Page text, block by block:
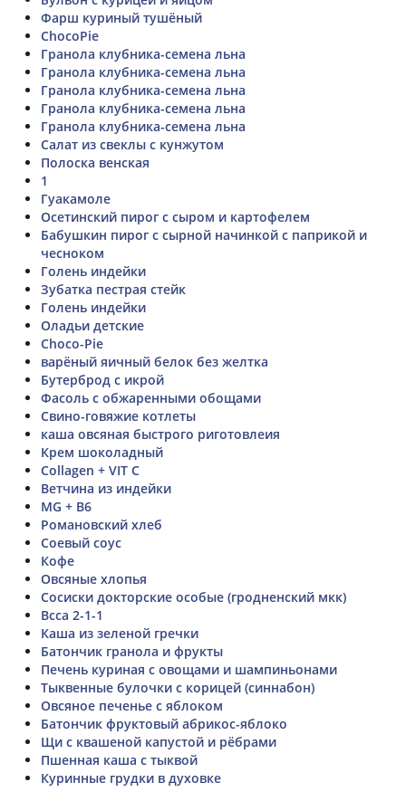
Фарш куриный тушёный
ChocoPie
Гранола клубника-семена льна
Гранола клубника-семена льна
Гранола клубника-семена льна
Гранола клубника-семена льна
Гранола клубника-семена льна
Салат из свеклы с кунжутом
Полоска венская
1
Гуакамоле
Осетинский пирог с сыром и картофелем
Бабушкин пирог с сырной начинкой с паприкой и
чесноком
Голень индейки
Зубатка пестрая стейк
Голень индейки
Оладьи детские
Choco-Pie
варёный яичный белок без желтка
Бутерброд с икрой
Фасоль с обжаренными обощами
Свино-говяжие котлеты
каша овсяная быстрого риготовлеия
Крем шоколадный
Collagen + VIT C
Ветчина из индейки
MG + B6
Романовский хлеб
Соевый соус
Кофе
Овсяные хлопья
Сосиски докторские особые (гродненский мкк)
Bcca 2-1-1
Каша из зеленой гречки
Батончик гранола и фрукты
Печень куриная с овощами и шампиньонами
Тыквенные булочки с корицей (синнабон)
Овсяное печенье с яблоком
Батончик фруктовый абрикос-яблоко
Щи с квашеной капустой и рёбрами
Пшенная каша с тыквой
Куринные грудки в духовке